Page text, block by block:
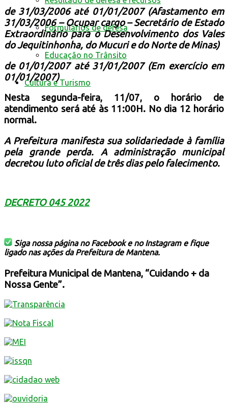
Formulários de defesa
Educação no Trânsito
Cultura e Turismo
de 31/03/2006 até 01/01/2007 (Afastamento em
31/03/2006 – Ocupar cargo – Secretário de Estado
Extraordinário para o Desenvolvimento dos Vales
do Jequitinhonha, do Mucuri e do Norte de Minas)
de 01/01/2007 até 31/01/2007 (Em exercício em
01/01/2007)
Nesta segunda-feira, 11/07, o horário de
atendimento será até às 11:00H. No dia 12 horário
normal.
A Prefeitura manifesta sua solidariedade à família
pela grande perda. A administração municipal
decretou luto oficial de três dias pelo falecimento.
DECRETO 045 2022
Siga nossa página no Facebook e no Instagram e fique
ligado nas ações da Prefeitura de Mantena.
Prefeitura Municipal de Mantena, “Cuidando + da
Nossa Gente”.